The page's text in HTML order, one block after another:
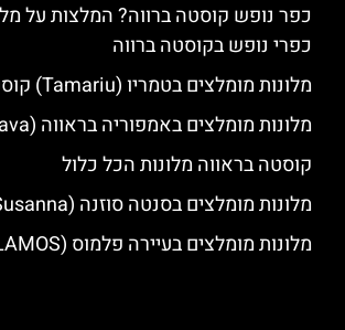
כפר נופש קוסטה ברווה? המלצות על
כפרי נופש בקוסטה ברווה
מלונות מומלצים בטמריו (Tamariu) קוסטה בראווה
מלונות מומלצים באמפוריה בראווה (Empuriabrava)
קוסטה בראווה מלונות הכל כלול
מלונות מומלצים בסנטה סוזנה (Santa Susanna)
מלונות מומלצים בעיירה פלמוס (PALAMOS)